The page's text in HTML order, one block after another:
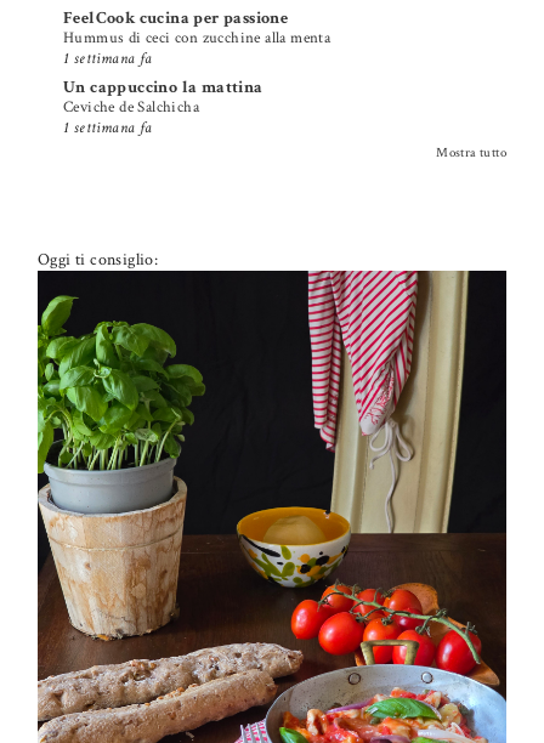
FeelCook cucina per passione
Hummus di ceci con zucchine alla menta
1 settimana fa
Un cappuccino la mattina
Ceviche de Salchicha
1 settimana fa
Mostra tutto
Oggi ti consiglio:
PETTI DI POLLO ALLA PIZZAIOLA